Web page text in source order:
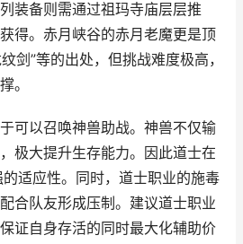
装备则需通过祖玛寺庙层层推
得。赤月峡谷的赤月老魔更是顶
剑”等的出处，但挑战难度极高，
。
可以召唤神兽助战。神兽不仅输
极大提升生存能力。因此道士在
适应性。同时，道士职业的施毒
合队友形成压制。建议道士职业
证自身存活的同时最大化辅助价